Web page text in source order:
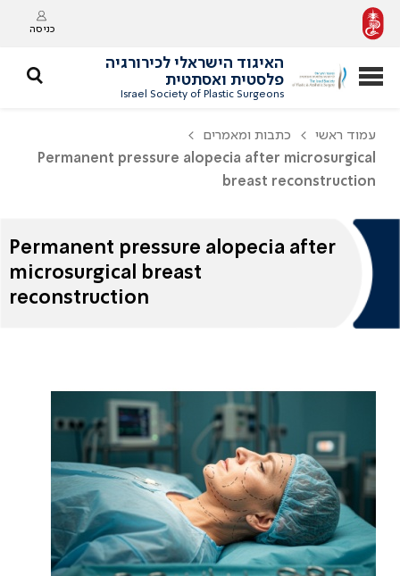
כניסה
האיגוד הישראלי לכירורגיה
פלסטית ואסתטית
Israel Society of Plastic Surgeons
עמוד ראשי
כתבות ומאמרים
Permanent pressure alopecia after microsurgical
breast reconstruction
Permanent pressure alopecia after
microsurgical breast
reconstruction